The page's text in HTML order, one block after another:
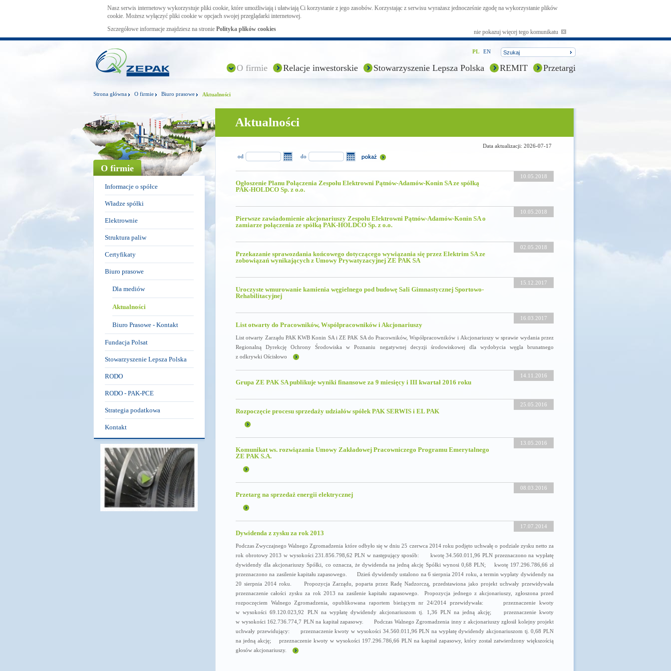
Nasz serwis internetowy wykorzystuje pliki cookie, które umożliwiają i ułatwiają Ci korzystanie z jego zasobów. Korzystając z serwisu wyrażasz jednocześnie zgodę na wykorzystanie plików
cookie. Możesz wyłączyć pliki cookie w opcjach swojej przeglądarki internetowej.
Szczegółowe informacje znajdziesz na stronie Polityka plików cookies nie pokazuj więcej tego komunikatu
PL EN
O firmie Relacje inwestorskie Stowarzyszenie Lepsza Polska REMIT Przetargi
Strona główna O firmie Biuro prasowe Aktualności
O firmie
Informacje o spółce
Władze spółki
Elektrownie
Struktura paliw
Certyfikaty
Biuro prasowe
Dla mediów
Aktualności
Biuro Prasowe - Kontakt
Fundacja Polsat
Stowarzyszenie Lepsza Polska
RODO
RODO - PAK-PCE
Strategia podatkowa
Kontakt
Data aktualizacji: 2026-07-17
Aktualności
od do
Ogłoszenie Planu Połączenia Zespołu Elektrowni Pątnów-Adamów-Konin SA ze spółką
PAK-HOLDCO Sp. z o.o.
10.05.2018
Pierwsze zawiadomienie akcjonariuszy Zespołu Elektrowni Pątnów-Adamów-Konin SA o
zamiarze połączenia ze spółką PAK-HOLDCO Sp. z o.o.
10.05.2018
Przekazanie sprawozdania końcowego dotyczącego wywiązania się przez Elektrim SA ze
zobowiązań wynikających z Umowy Prywatyzacyjnej ZE PAK SA
02.05.2018
Uroczyste wmurowanie kamienia węgielnego pod budowę Sali Gimnastycznej Sportowo-
Rehabilitacyjnej
15.12.2017
List otwarty do Pracowników, Współpracowników i Akcjonariuszy
List otwarty Zarządu PAK KWB Konin SA i ZE PAK SA do Pracowników, Współpracowników i Akcjonariuszy w sprawie wydania przez
Regionalną Dyrekcję Ochrony Środowiska w Poznaniu negatywnej decyzji środowiskowej dla wydobycia węgla brunatnego
z odkrywki Ościsłowo
16.03.2017
Grupa ZE PAK SA publikuje wyniki finansowe za 9 miesięcy i III kwartał 2016 roku
14.11.2016
Rozpoczęcie procesu sprzedaży udziałów spółek PAK SERWIS i EL PAK
25.05.2016
Komunikat ws. rozwiązania Umowy Zakładowej Pracowniczego Programu Emerytalnego
ZE PAK S.A.
13.05.2016
Przetarg na sprzedaż energii elektrycznej
08.03.2016
Dywidenda z zysku za rok 2013
Podczas Zwyczajnego Walnego Zgromadzenia które odbyło się w dniu 25 czerwca 2014 roku podjęto uchwałę o podziale zysku netto za
rok obrotowy 2013 w wysokości 231.856.798,62 PLN w następujący sposób: kwotę 34.560.011,96 PLN przeznaczono na wypłatę
dywidendy dla akcjonariuszy Spółki, co oznacza, że dywidenda na jedną akcję Spółki wynosi 0,68 PLN; kwotę 197.296.786,66 zł
przeznaczono na zasilenie kapitału zapasowego. Dzień dywidendy ustalono na 6 sierpnia 2014 roku, a termin wypłaty dywidendy na
20 sierpnia 2014 roku. Propozycja Zarządu, poparta przez Radę Nadzorczą, przedstawiona jako projekt uchwały przewidywała
przeznaczenie całości zysku za rok 2013 na zasilenie kapitału zapasowego. Propozycja jednego z akcjonariuszy, zgłoszona przed
rozpoczęciem Walnego Zgromadzenia, opublikowana raportem bieżącym nr 24/2014 przewidywała: przeznaczenie kwoty
w wysokości 69.120.023,92 PLN na wypłatę dywidendy akcjonariuszom tj. 1,36 PLN na jedną akcję; przeznaczenie kwoty
w wysokości 162.736.774,7 PLN na kapitał zapasowy. Podczas Walnego Zgromadzenia inny z akcjonariuszy zgłosił kolejny projekt
uchwały przewidujący: przeznaczenie kwoty w wysokości 34.560.011,96 PLN na wypłatę dywidendy akcjonariuszom tj. 0,68 PLN
na jedną akcję; przeznaczenie kwoty w wysokości 197.296.786,66 PLN na kapitał zapasowy, który został zatwierdzony większością
głosów akcjonariuszy.
17.07.2014